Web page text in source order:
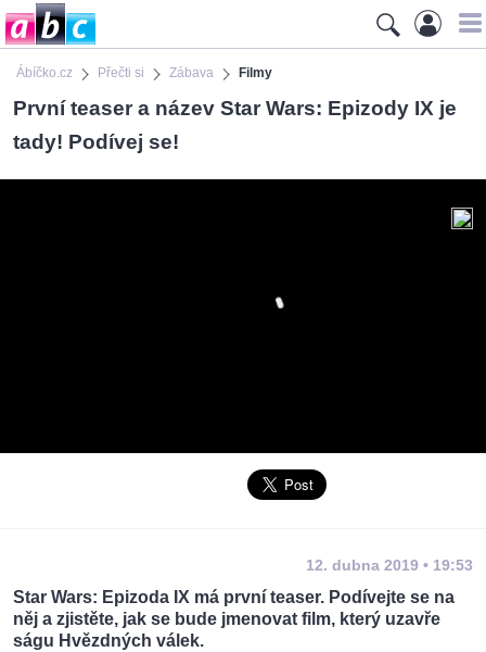
Ábíčko.cz Přečti si Zábava Filmy
První teaser a název Star Wars: Epizody IX je
tady! Podívej se!
12. dubna 2019 • 19:53
Star Wars: Epizoda IX má první teaser. Podívejte se na
něj a zjistěte, jak se bude jmenovat film, který uzavře
ságu Hvězdných válek.